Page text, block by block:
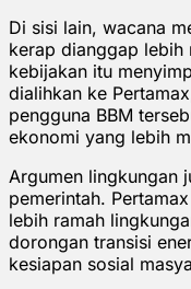
Di sisi lain, wacana
kerap dianggap lebih
kebijakan itu
dialihkan ke
pengguna BBM
ekonomi yang lebih
Argumen lingkungan
pemerintah.
lebih ramah
dorongan transisi
kesiapan sosial